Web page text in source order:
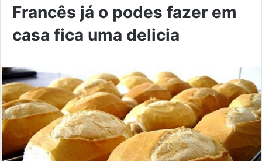
Francês já o podes fazer em
casa fica uma delicia